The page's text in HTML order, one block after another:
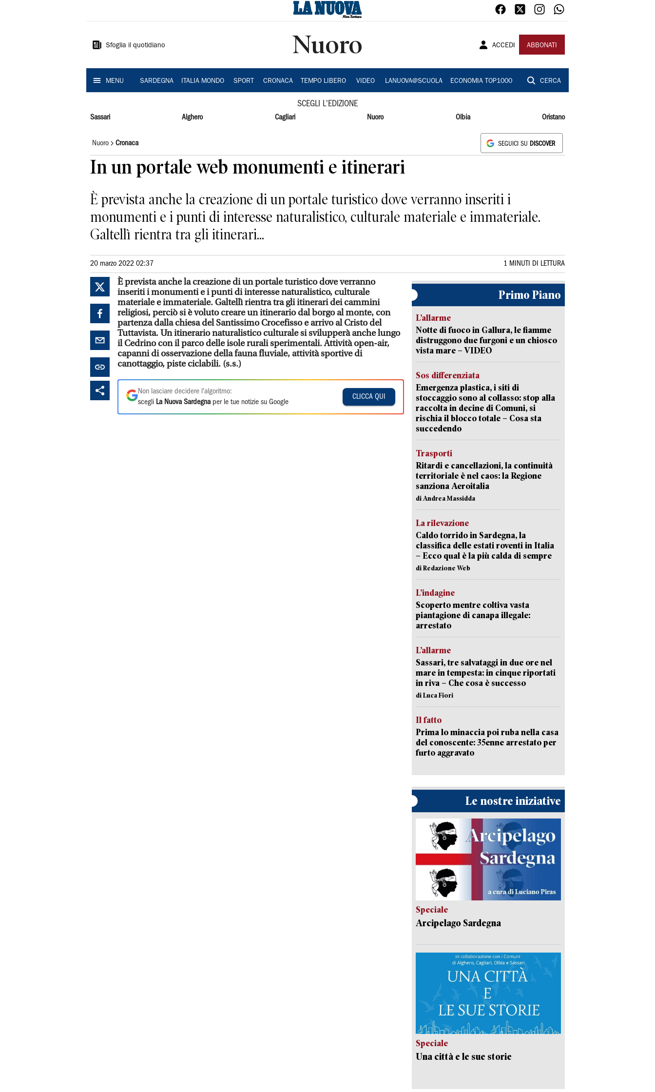
Sardegna
Sfoglia il quotidiano Nuoro ACCEDI ABBONATI
MENU SARDEGNA ITALIA MONDO SPORT CRONACA TEMPO LIBERO VIDEO LANUOVA@SCUOLA ECONOMIA TOP1000 CERCA
SCEGLI L'EDIZIONE
Sassari Alghero Cagliari Nuoro Olbia Oristano
Nuoro Cronaca SEGUICI SU DISCOVER
In un portale web monumenti e itinerari
È prevista anche la creazione di un portale turistico dove verranno inseriti i
monumenti e i punti di interesse naturalistico, culturale materiale e immateriale.
Galtellì rientra tra gli itinerari...
20 marzo 2022 02:37 1 MINUTI DI LETTURA
È prevista anche la creazione di un portale turistico dove verranno
inseriti i monumenti e i punti di interesse naturalistico, culturale
materiale e immateriale. Galtellì rientra tra gli itinerari dei cammini
religiosi, perciò si è voluto creare un itinerario dal borgo al monte, con
partenza dalla chiesa del Santissimo Crocefisso e arrivo al Cristo del
Tuttavista. Un itinerario naturalistico culturale si svilupperà anche lungo
il Cedrino con il parco delle isole rurali sperimentali. Attività open-air,
capanni di osservazione della fauna fluviale, attività sportive di
canottaggio, piste ciclabili. (s.s.)
Non lasciare decidere l'algoritmo:
scegli La Nuova Sardegna per le tue notizie su Google
CLICCA QUI
Primo Piano
L’allarme
Notte di fuoco in Gallura, le fiamme
distruggono due furgoni e un chiosco
vista mare – VIDEO
Sos differenziata
Emergenza plastica, i siti di
stoccaggio sono al collasso: stop alla
raccolta in decine di Comuni, si
rischia il blocco totale – Cosa sta
succedendo
Trasporti
Ritardi e cancellazioni, la continuità
territoriale è nel caos: la Regione
sanziona Aeroitalia
di Andrea Massidda
La rilevazione
Caldo torrido in Sardegna, la
classifica delle estati roventi in Italia
– Ecco qual è la più calda di sempre
di Redazione Web
L’indagine
Scoperto mentre coltiva vasta
piantagione di canapa illegale:
arrestato
L’allarme
Sassari, tre salvataggi in due ore nel
mare in tempesta: in cinque riportati
in riva – Che cosa è successo
di Luca Fiori
Il fatto
Prima lo minaccia poi ruba nella casa
del conoscente: 35enne arrestato per
furto aggravato
Le nostre iniziative
Speciale
Arcipelago Sardegna
Speciale
Una città e le sue storie